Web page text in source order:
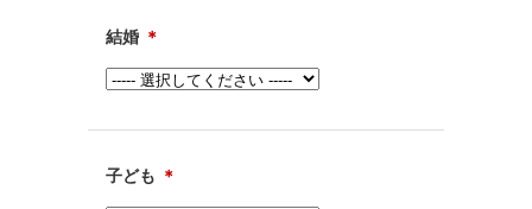
結婚 ＊
子ども ＊